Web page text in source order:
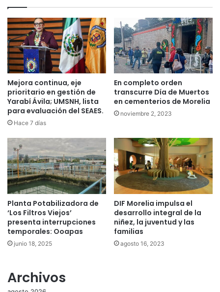
Mejora continua, eje
prioritario en gestión de
Yarabí Ávila; UMSNH, lista
para evaluación del SEAES.
Hace 7 días
En completo orden
transcurre Día de Muertos
en cementerios de Morelia
noviembre 2, 2023
Planta Potabilizadora de
‘Los Filtros Viejos’
presenta interrupciones
temporales: Ooapas
junio 18, 2025
DIF Morelia impulsa el
desarrollo integral de la
niñez, la juventud y las
familias
agosto 16, 2023
Archivos